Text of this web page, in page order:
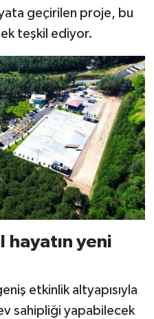
geçirilen proje, bu
teşkil ediyor.
hayatın yeni
etkinlik altyapısıyla
sahipliği yapabilecek